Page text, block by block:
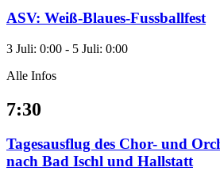
ASV: Weiß-Blaues-Fussballfest
3 Juli: 0:00 - 5 Juli: 0:00
Alle Infos
7:30
Tagesausflug des Chor- und
nach Bad Ischl und Hallstatt